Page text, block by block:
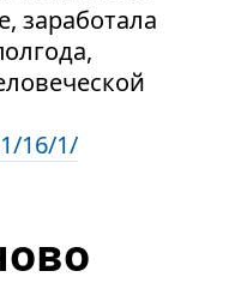
заработала
16/1/